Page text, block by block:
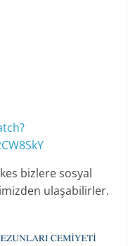
bizlere sosyal
ulaşabilirler.